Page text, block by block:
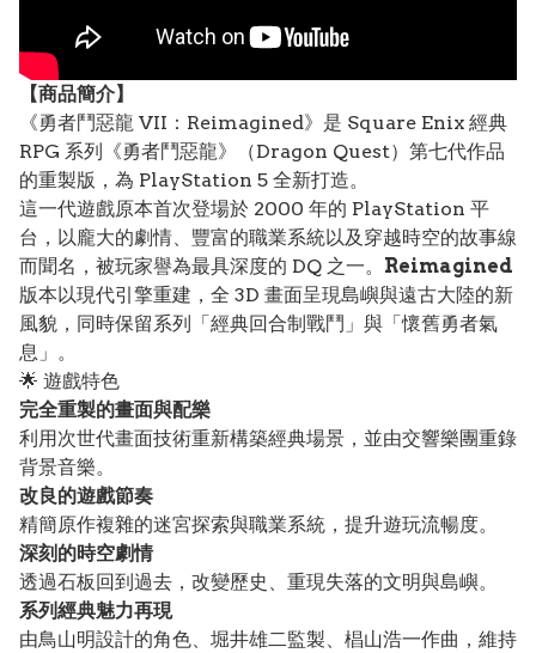
【商品簡介】
《勇者鬥惡龍 VII：Reimagined》是 Square Enix 經典
RPG 系列《勇者鬥惡龍》（Dragon Quest）第七代作品
的重製版，為 PlayStation 5 全新打造。
這一代遊戲原本首次登場於 2000 年的 PlayStation 平
台，以龐大的劇情、豐富的職業系統以及穿越時空的故事線
而聞名，被玩家譽為最具深度的 DQ 之一。 Reimagined
版本以現代引擎重建，全 3D 畫面呈現島嶼與遠古大陸的新
風貌，同時保留系列「經典回合制戰鬥」與「懷舊勇者氣
息」。
🌟 遊戲特色
完全重製的畫面與配樂
利用次世代畫面技術重新構築經典場景，並由交響樂團重錄
背景音樂。
改良的遊戲節奏
精簡原作複雜的迷宮探索與職業系統，提升遊玩流暢度。
深刻的時空劇情
透過石板回到過去，改變歷史、重現失落的文明與島嶼。
系列經典魅力再現
由鳥山明設計的角色、堀井雄二監製、椙山浩一作曲，維持